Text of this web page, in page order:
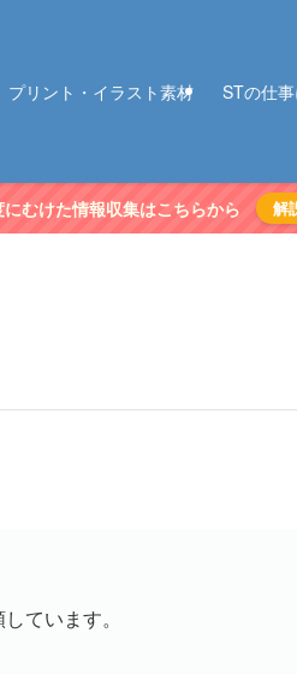
プリント・イラスト素材 STの仕
むけた情報収集はこちらから 解
ています。